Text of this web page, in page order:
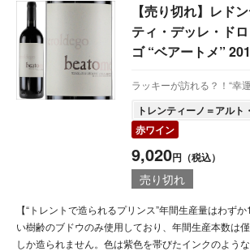
【売り切れ】レド
ティ・デッレ・ド
ゴ “ベアートメ”
ラッキーが訪れる？！“幸
トレンティーノ＝アルト
赤ワイン
9,020円（税込）
売り切れ
【“トレントで造られるプリンス”年間生産量はわず
い樹齢のブドウのみ使用しており、年間生産本数は
しか造られません。色は紫色を帯びたインクのよう